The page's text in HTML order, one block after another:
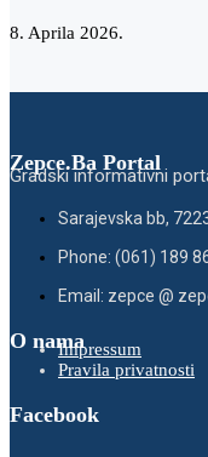
8. Aprila 2026.
Zepce.Ba Portal
Gradski informativni
Sarajevska bb,
Phone: (061) 189
Email: zepce @
O namaImpressum
Pravila privatnosti
Facebook